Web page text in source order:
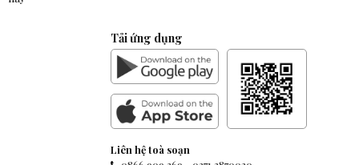
Tải ứng dụng
Liên hệ toà soạn